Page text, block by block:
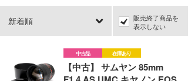
新着順
販売終了商品を
表示しない
中古品 在庫あり
【中古】 サムヤン 85mm